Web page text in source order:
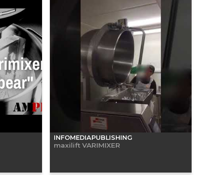
INFOMEDIAPUBLISHING
maxilift VARIMIXER